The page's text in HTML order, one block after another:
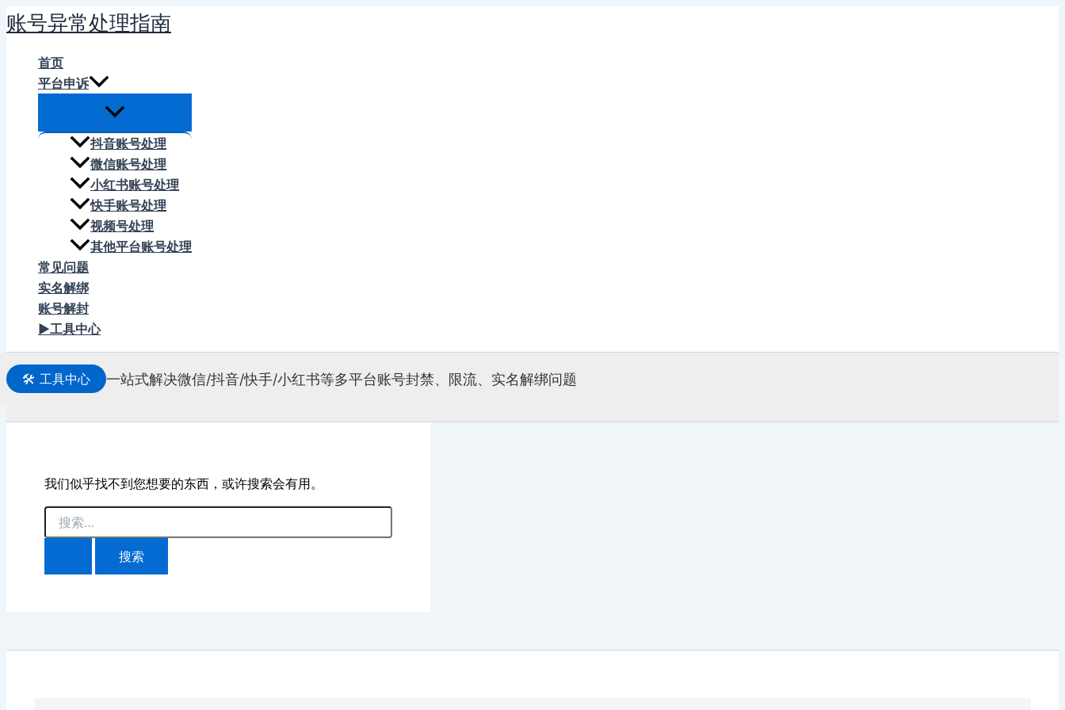
跳
至
账号异常处理指南
首页
平台申诉
抖音账号处理
微信账号处理
小红书账号处理
快手账号处理
视频号处理
其他平台账号处理
常见问题
实名解绑
账号解封
▶工具中心
🛠️ 工具中心 一站式解决微信/抖音/快手/小红书等多平台账号封禁、限流、实名解绑问题
我们似乎找不到您想要的东西，或许搜索会有用。
搜
索：